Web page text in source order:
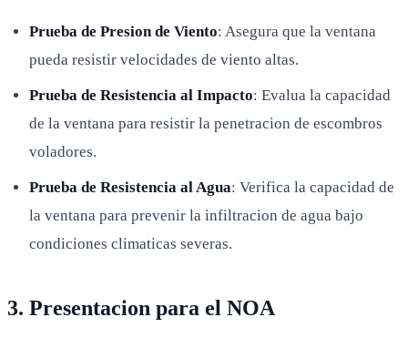
Prueba de Presion de Viento: Asegura que la ventana
pueda resistir velocidades de viento altas.
Prueba de Resistencia al Impacto: Evalua la capacidad
de la ventana para resistir la penetracion de escombros
voladores.
Prueba de Resistencia al Agua: Verifica la capacidad de
la ventana para prevenir la infiltracion de agua bajo
condiciones climaticas severas.
3. Presentacion para el NOA